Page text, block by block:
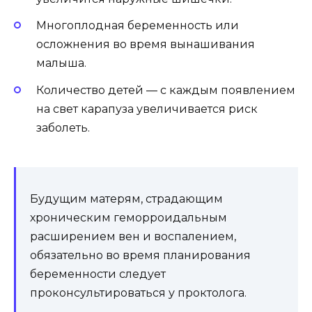
Многоплодная беременность или
осложнения во время вынашивания
малыша.
Количество детей — с каждым появлением
на свет карапуза увеличивается риск
заболеть.
Будущим матерям, страдающим
хроническим геморроидальным
расширением вен и воспалением,
обязательно во время планирования
беременности следует
проконсультироваться у проктолога.